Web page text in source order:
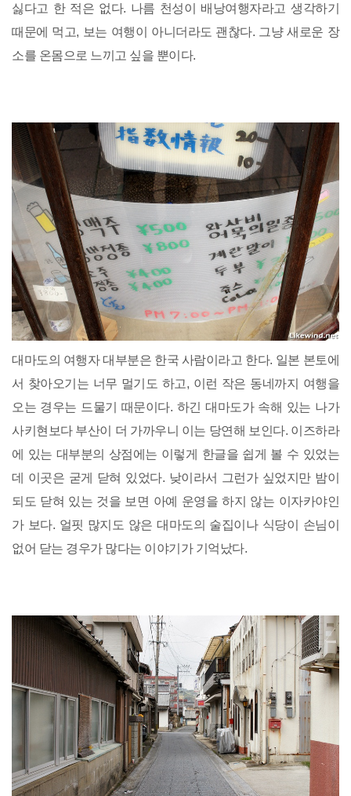
싫다고 한 적은 없다. 나름 천성이 배낭여행자라고 생각하기
때문에 먹고, 보는 여행이 아니더라도 괜찮다. 그냥 새로운 장
소를 온몸으로 느끼고 싶을 뿐이다.
대마도의 여행자 대부분은 한국 사람이라고 한다. 일본 본토에
서 찾아오기는 너무 멀기도 하고, 이런 작은 동네까지 여행을
오는 경우는 드물기 때문이다. 하긴 대마도가 속해 있는 나가
사키현보다 부산이 더 가까우니 이는 당연해 보인다. 이즈하라
에 있는 대부분의 상점에는 이렇게 한글을 쉽게 볼 수 있었는
데 이곳은 굳게 닫혀 있었다. 낮이라서 그런가 싶었지만 밤이
되도 닫혀 있는 것을 보면 아예 운영을 하지 않는 이자카야인
가 보다. 얼핏 많지도 않은 대마도의 술집이나 식당이 손님이
없어 닫는 경우가 많다는 이야기가 기억났다.